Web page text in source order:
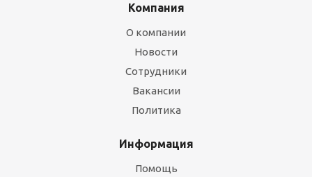
Компания
О компании
Новости
Сотрудники
Вакансии
Политика
Информация
Помощь